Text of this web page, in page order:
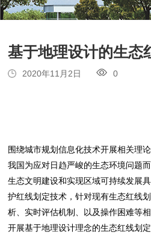
基于地理设计的生态
2020年11月2日 0
围绕城市规划信息化技术开展相关理
我国为应对日趋严峻的生态环境问题
生态文明建设和实现区域可持续发展
护红线划定技术，针对现有生态红线
析、实时评估机制、以及操作困难等
开展基于地理设计理念的生态红线划